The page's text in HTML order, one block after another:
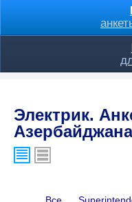
Электрик.
Азербайджана